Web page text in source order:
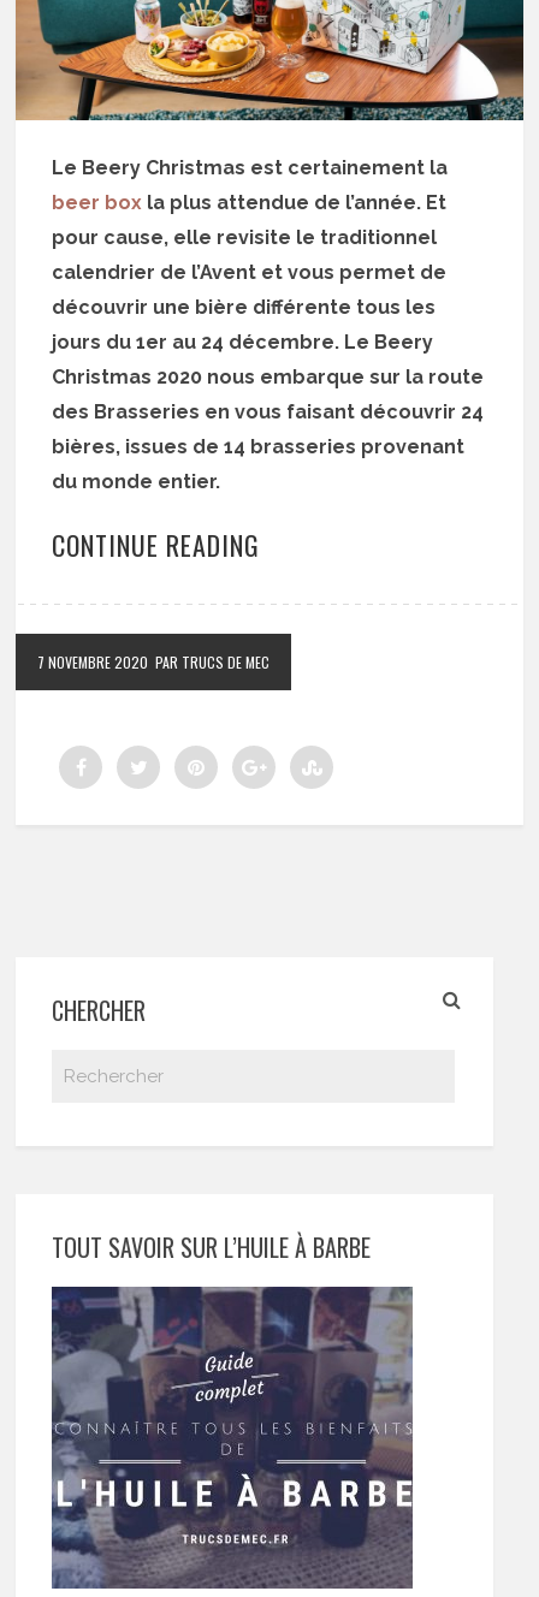
Le Beery Christmas est certainement la
beer box la plus attendue de l’année. Et
pour cause, elle revisite le traditionnel
calendrier de l’Avent et vous permet de
découvrir une bière différente tous les
jours du 1er au 24 décembre. Le Beery
Christmas 2020 nous embarque sur la route
des Brasseries en vous faisant découvrir 24
bières, issues de 14 brasseries provenant
du monde entier.
CONTINUE READING
7 NOVEMBRE 2020 PAR TRUCS DE MEC
CHERCHER
TOUT SAVOIR SUR L’HUILE À BARBE